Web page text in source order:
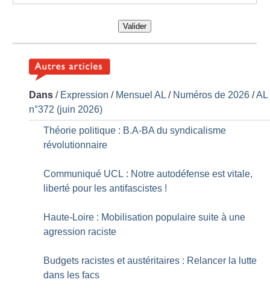
Valider
Dans / Expression / Mensuel AL / Numéros de 2026 /AL
n°372 (juin 2026)
Théorie politique : B.A-BA du syndicalisme
révolutionnaire
Communiqué UCL : Notre autodéfense est vitale,
liberté pour les antifascistes !
Haute-Loire : Mobilisation populaire suite à une
agression raciste
Budgets racistes et austéritaires : Relancer la lutte
dans les facs